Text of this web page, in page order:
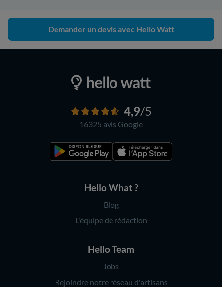
Demander un devis avec Hello Watt
4,9/5
16325 avis Google
Hello What ?
Blog
L'équipe de rédaction
Hello Team
Jobs
Rejoindre notre réseau d'artisans